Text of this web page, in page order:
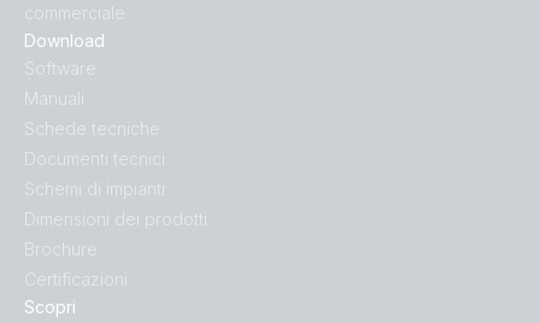
Scopri
Download
Software
Manuali
Schede tecniche
Documenti tecnici
Schemi di impianti
Dimensioni dei prodotti
Brochure
Certificazioni
commerciale